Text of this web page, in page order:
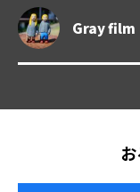
Gray film